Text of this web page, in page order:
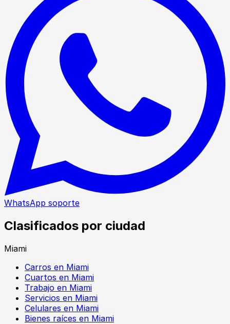
WhatsApp soporte
Clasificados por ciudad
Miami
Carros en Miami
Cuartos en Miami
Trabajo en Miami
Servicios en Miami
Celulares en Miami
Bienes raíces en Miami